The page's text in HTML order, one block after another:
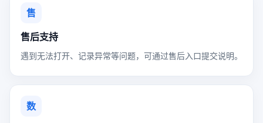
售
售后支持
遇到无法打开、记录异常等问题，可通过售后入口提交说明。
数